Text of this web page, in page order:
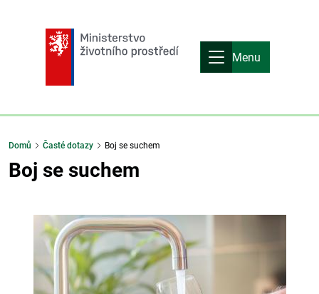
Menu
Domů Časté dotazy Boj se suchem
Boj se suchem